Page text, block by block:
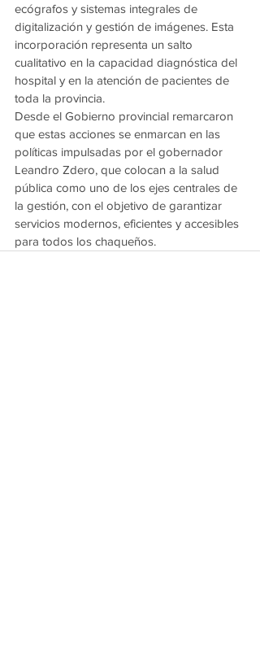
ecógrafos y sistemas integrales de
digitalización y gestión de imágenes. Esta
incorporación representa un salto
cualitativo en la capacidad diagnóstica del
hospital y en la atención de pacientes de
toda la provincia.
Desde el Gobierno provincial remarcaron
que estas acciones se enmarcan en las
políticas impulsadas por el gobernador
Leandro Zdero, que colocan a la salud
pública como uno de los ejes centrales de
la gestión, con el objetivo de garantizar
servicios modernos, eficientes y accesibles
para todos los chaqueños.